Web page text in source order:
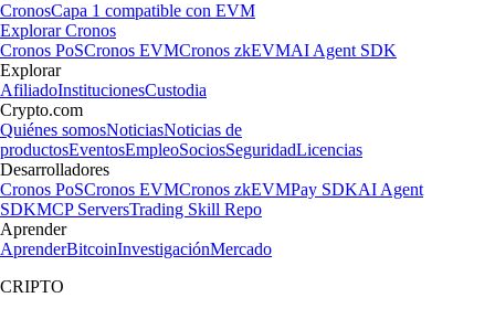
CronosCapa 1 compatible con EVM
Explorar Cronos
Cronos PoSCronos EVMCronos zkEVMAI Agent SDK
Explorar
AfiliadoInstitucionesCustodia
Crypto.com
Quiénes somosNoticiasNoticias de
productosEventosEmpleoSociosSeguridadLicencias
Desarrolladores
Cronos PoSCronos EVMCronos zkEVMPay SDKAI Agent
SDKMCP ServersTrading Skill Repo
Aprender
AprenderBitcoinInvestigaciónMercado
CRIPTO